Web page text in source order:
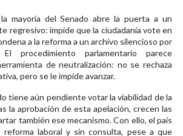
mayoría del Senado abre la puerta a un
regresivo: impide que la ciudadanía vote en
a la reforma a un archivo silencioso por
procedimiento parlamentario parece
de neutralización: no se rechaza
pero se le impide avanzar.
tiene aún pendiente votar la viabilidad de la
la aprobación de esta apelación, crecen las
también ese mecanismo. Con ello, el país
reforma laboral y sin consulta, pese a que